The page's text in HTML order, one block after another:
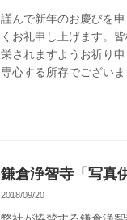
謹んで新年のお慶びを
くお礼申し上げます。
栄されますようお祈り
専心する所存でござい
鎌倉浄智寺「写真
2018/09/20